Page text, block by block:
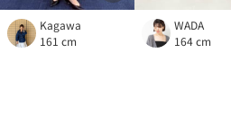
Kagawa
161 cm
WADA
164 cm